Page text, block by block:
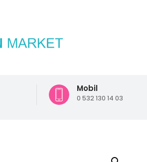
Mobil
0 532 130 14 03